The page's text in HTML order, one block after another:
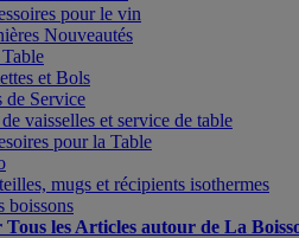
pour le vin
Nouveautés
et Bols
de Service
de vaisselles et service de table
pour la Table
mugs et récipients isothermes
boissons
Tous les Articles autour de La